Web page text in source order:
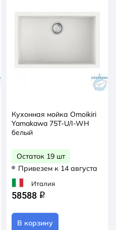
Кухонная мойка Omoikiri
Yamakawa 75T-U/I-WH
белый
Остаток 19 шт
Привезем к 14 августа
Италия
58588 q
В корзину